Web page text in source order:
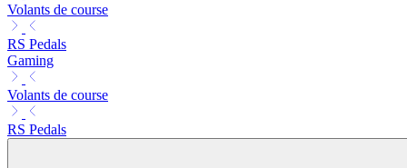
Volants de course
RS Pedals
Gaming
Volants de course
RS Pedals